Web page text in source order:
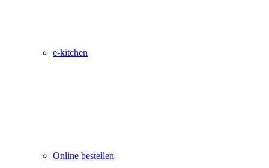
e-kitchen
Online bestellen